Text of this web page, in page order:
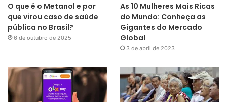
O que é o Metanol e por
que virou caso de saúde
pública no Brasil?
6 de outubro de 2025
As 10 Mulheres Mais Ricas
do Mundo: Conheça as
Gigantes do Mercado
Global
3 de abril de 2023